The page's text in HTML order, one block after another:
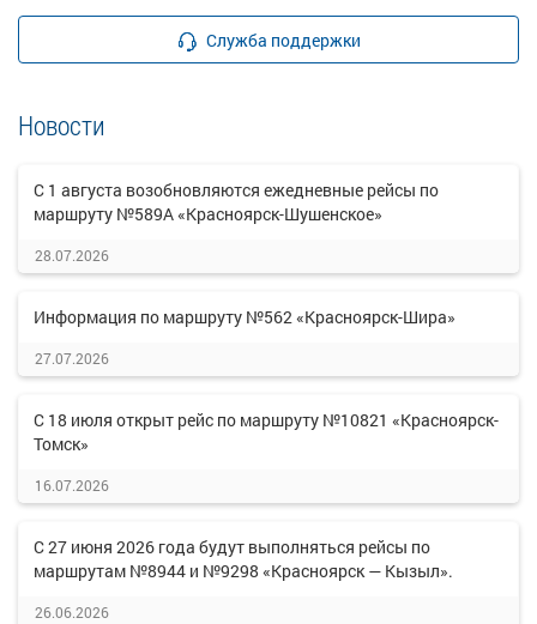
Служба поддержки
Новости
С 1 августа возобновляются ежедневные рейсы по
маршруту №589А «Красноярск-Шушенское»
28.07.2026
Информация по маршруту №562 «Красноярск-Шира»
27.07.2026
С 18 июля открыт рейс по маршруту №10821 «Красноярск-
Томск»
16.07.2026
С 27 июня 2026 года будут выполняться рейсы по
маршрутам №8944 и №9298 «Красноярск — Кызыл».
26.06.2026